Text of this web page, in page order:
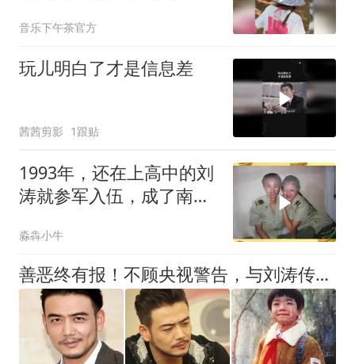
音乐下午茶官方
玩儿明白了才是信息差
茜茜剪影 1跟贴
1993年，还在上高中的刘
涛就参军入伍，成了南京
兵
淼犇小牛
善恶终有报！不顾央视警告，与刘涛传出绯闻的杨烁，如今逆风翻盘